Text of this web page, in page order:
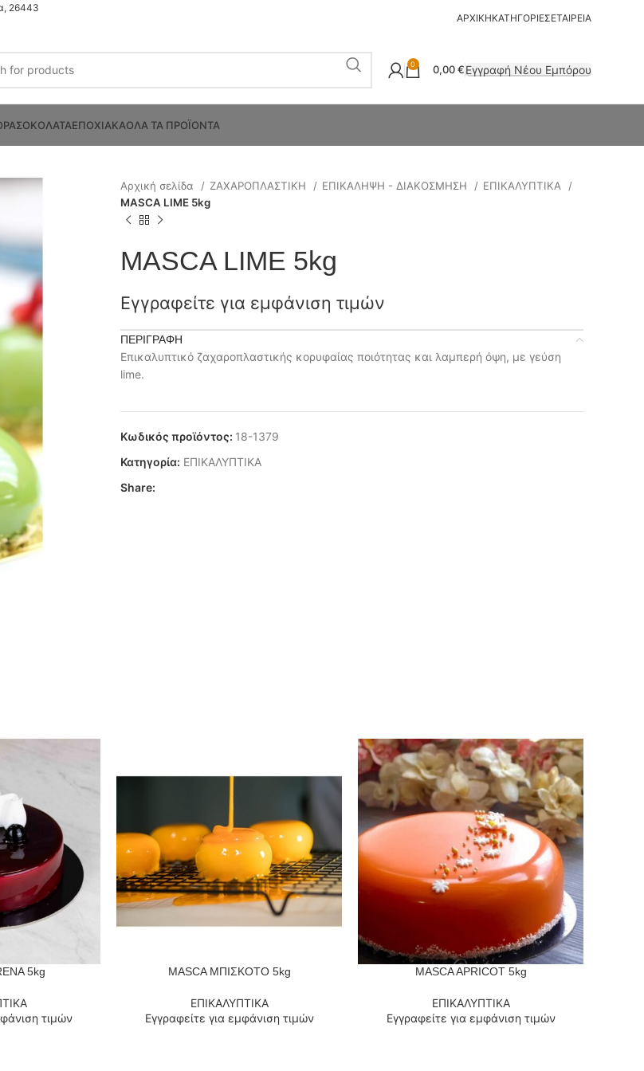
26443
ΑΡΧΙΚΗΚΑΤΗΓΟΡΙΕΣΕΤΑΙΡΕΙΑ
0 0,00€Εγγραφή Νέου Εμπόρου
ΣΟΚΟΛΑΤΑΕΠΟΧΙΑΚΑΟΛΑ ΤΑ ΠΡΟΪΟΝΤΑ
Αρχική σελίδα ΖΑΧΑΡΟΠΛΑΣΤΙΚΗ ΕΠΙΚΑΛΗΨΗ - ΔΙΑΚΟΣΜΗΣΗ
ΕΠΙΚΑΛΥΠΤΙΚΑ
MASCA LIME 5kg
MASCA LIME 5kg
Εγγραφείτε για εμφάνιση τιμών
ΠΕΡΙΓΡΑΦΉ
Επικαλυπτικό ζαχαροπλαστικής κορυφαίας ποιότητας και λαμπερή όψη, με γεύση
lime.
Κωδικός προϊόντος: 18-1379
Κατηγορία: ΕΠΙΚΑΛΥΠΤΙΚΑ
Share:
5kg
τιμών
ΔΙΑΒΆΣΤΕ ΠΕΡΙΣΣΌΤΕΡΑ
MASCA ΜΠΙΣΚΟΤΟ 5kg
ΕΠΙΚΑΛΥΠΤΙΚΑ
Εγγραφείτε για εμφάνιση τιμών
ΔΙΑΒΆΣΤΕ ΠΕΡΙΣΣΌΤΕΡΑ
MASCA APRICOT 5kg
ΕΠΙΚΑΛΥΠΤΙΚΑ
Εγγραφείτε για εμφάνιση τιμών